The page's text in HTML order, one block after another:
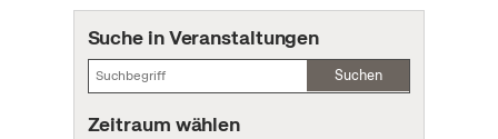
Suche in Veranstaltungen
Suchen
Zeitraum wählen